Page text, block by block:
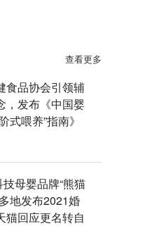
查看更多
食品协会引领辅
，发布《中国婴
式喂养”指南》
母婴品牌“熊猫
地发布2021婚
猫回应更名转自